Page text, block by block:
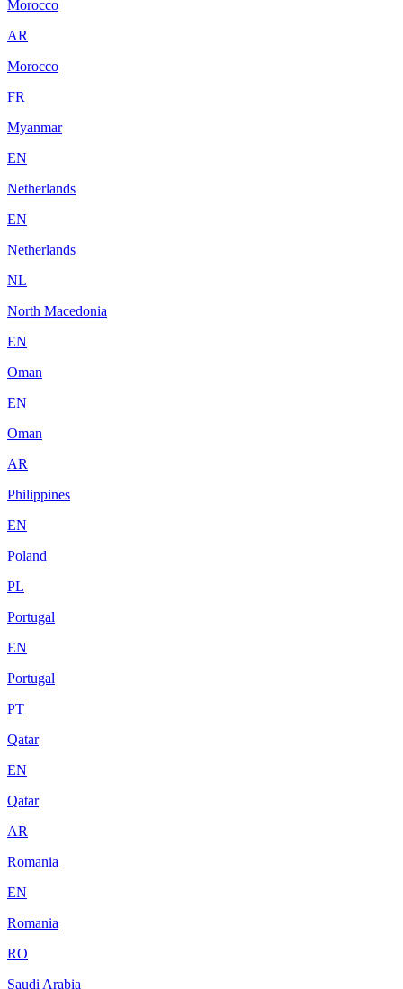
Morocco
AR
Morocco
FR
Myanmar
EN
Netherlands
EN
Netherlands
NL
North Macedonia
EN
Oman
EN
Oman
AR
Philippines
EN
Poland
PL
Portugal
EN
Portugal
PT
Qatar
EN
Qatar
AR
Romania
EN
Romania
RO
Saudi Arabia